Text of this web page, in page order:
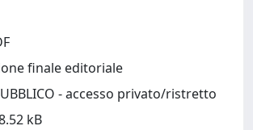
finale editoriale
- accesso privato/ristretto
kB